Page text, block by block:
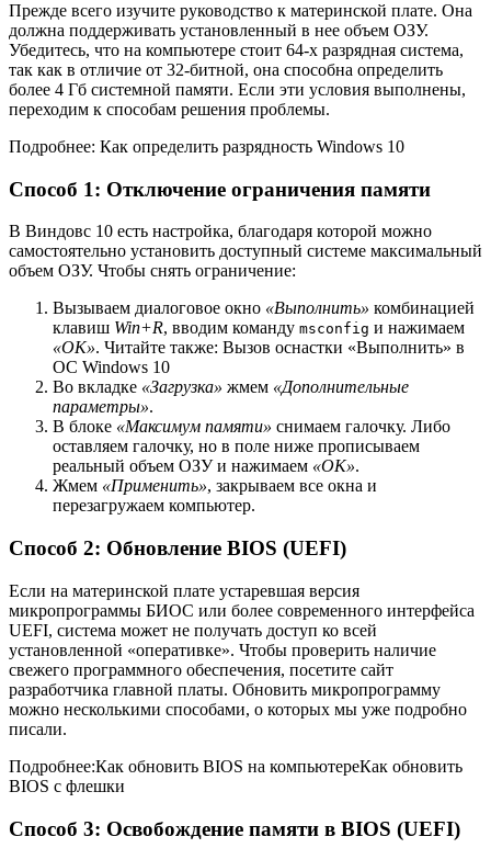
Прежде всего изучите руководство к материнской плате. Она
должна поддерживать установленный в нее объем ОЗУ.
Убедитесь, что на компьютере стоит 64-х разрядная система,
так как в отличие от 32-битной, она способна определить
более 4 Гб системной памяти. Если эти условия выполнены,
переходим к способам решения проблемы.
Подробнее: Как определить разрядность Windows 10
Способ 1: Отключение ограничения памяти
В Виндовс 10 есть настройка, благодаря которой можно
самостоятельно установить доступный системе максимальный
объем ОЗУ. Чтобы снять ограничение:
Вызываем диалоговое окно «Выполнить» комбинацией
клавиш Win+R, вводим команду msconfig и нажимаем
«OK». Читайте также: Вызов оснастки «Выполнить» в
ОС Windows 10
Во вкладке «Загрузка» жмем «Дополнительные
параметры».
В блоке «Максимум памяти» снимаем галочку. Либо
оставляем галочку, но в поле ниже прописываем
реальный объем ОЗУ и нажимаем «OK».
Жмем «Применить», закрываем все окна и
перезагружаем компьютер.
Способ 2: Обновление BIOS (UEFI)
Если на материнской плате устаревшая версия
микропрограммы БИОС или более современного интерфейса
UEFI, система может не получать доступ ко всей
установленной «оперативке». Чтобы проверить наличие
свежего программного обеспечения, посетите сайт
разработчика главной платы. Обновить микропрограмму
можно несколькими способами, о которых мы уже подробно
писали.
Подробнее:Как обновить BIOS на компьютереКак обновить
BIOS с флешки
Способ 3: Освобождение памяти в BIOS (UEFI)